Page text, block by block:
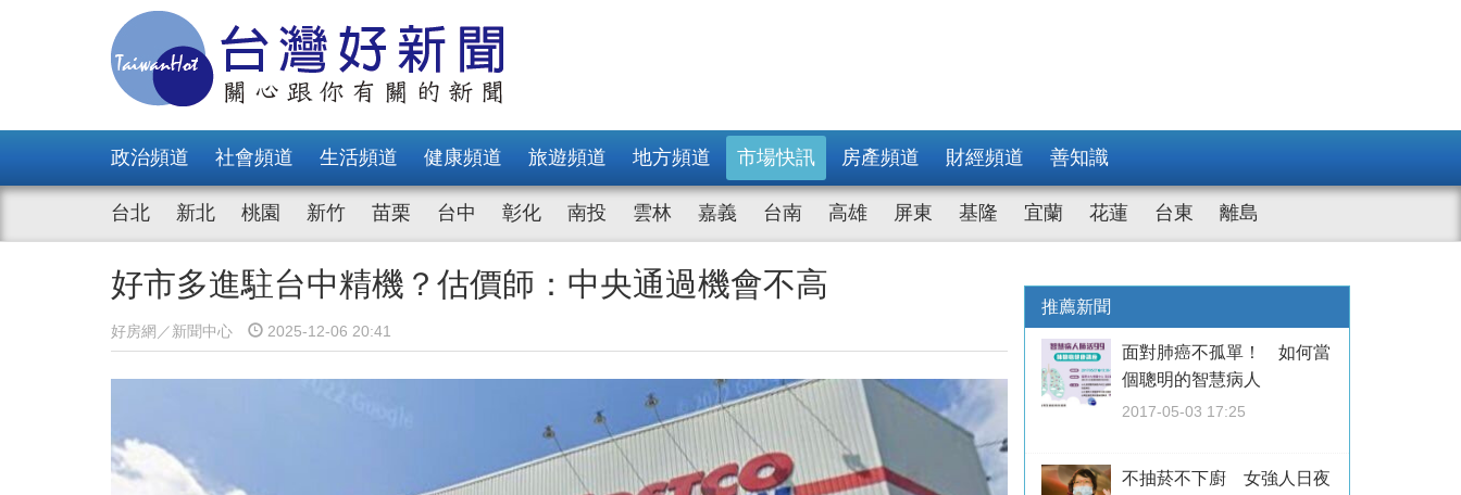
政治頻道 社會頻道 生活頻道 健康頻道 旅遊頻道 地方頻道 市場快訊 房產頻道 財經頻道 善知識
台北 新北 桃園 新竹 苗栗 台中 彰化 南投 雲林 嘉義 台南 高雄 屏東 基隆 宜蘭 花蓮 台東 離島
好市多進駐台中精機？估價師：中央通過機會不高
好房網／新聞中心 2025-12-06 20:41
推薦新聞
面對肺癌不孤單！ 如何當
個聰明的智慧病人
2017-05-03 17:25
不抽菸不下廚 女強人日夜